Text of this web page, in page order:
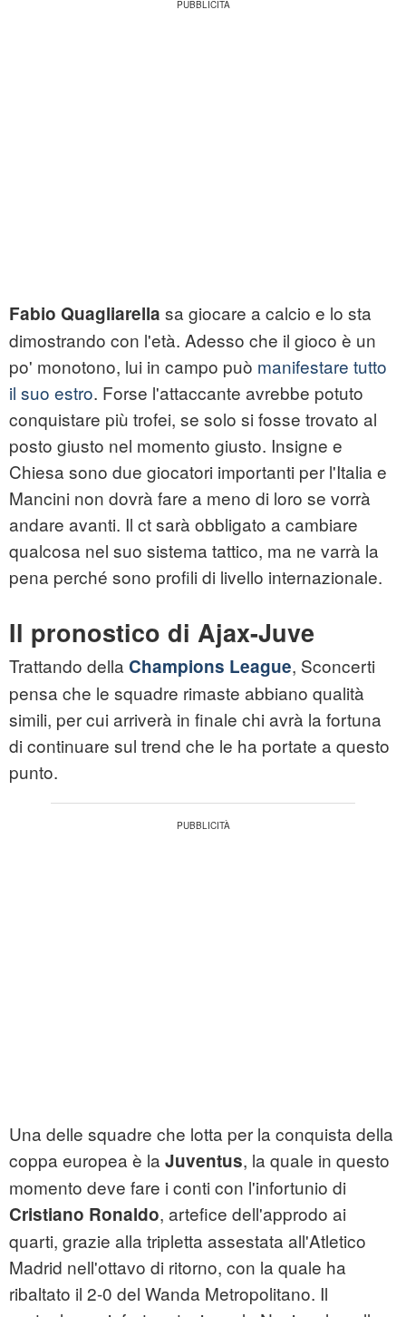
Fabio Quagliarella sa giocare a calcio e lo sta
dimostrando con l'età. Adesso che il gioco è un
po' monotono, lui in campo può manifestare tutto
il suo estro. Forse l'attaccante avrebbe potuto
conquistare più trofei, se solo si fosse trovato al
posto giusto nel momento giusto. Insigne e
Chiesa sono due giocatori importanti per l'Italia e
Mancini non dovrà fare a meno di loro se vorrà
andare avanti. Il ct sarà obbligato a cambiare
qualcosa nel suo sistema tattico, ma ne varrà la
pena perché sono profili di livello internazionale.
Il pronostico di Ajax-Juve
Trattando della Champions League, Sconcerti
pensa che le squadre rimaste abbiano qualità
simili, per cui arriverà in finale chi avrà la fortuna
di continuare sul trend che le ha portate a questo
punto.
Una delle squadre che lotta per la conquista della
coppa europea è la Juventus, la quale in questo
momento deve fare i conti con l'infortunio di
Cristiano Ronaldo, artefice dell'approdo ai
quarti, grazie alla tripletta assestata all'Atletico
Madrid nell'ottavo di ritorno, con la quale ha
ribaltato il 2-0 del Wanda Metropolitano. Il